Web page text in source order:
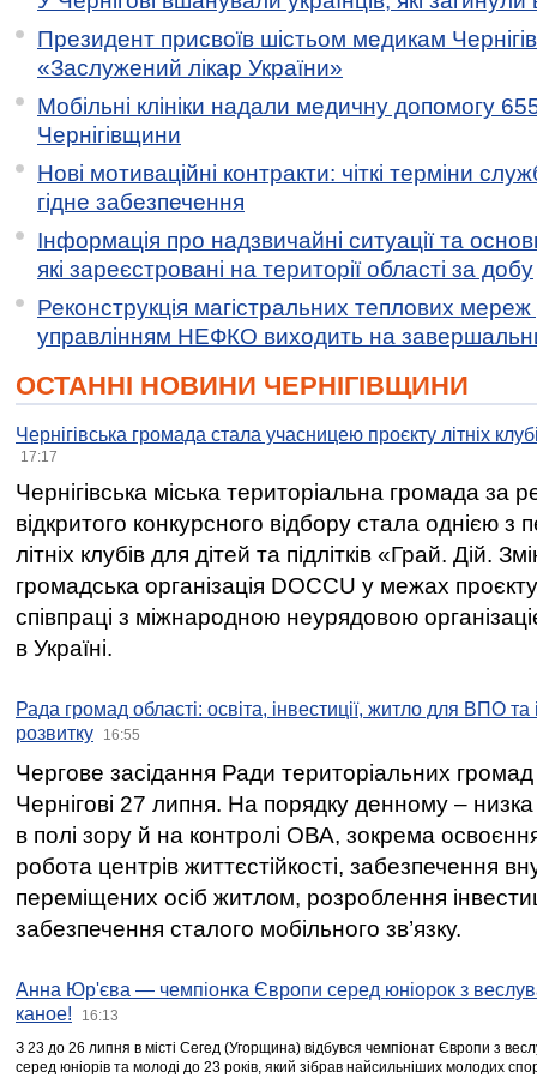
Президент присвоїв шістьом медикам
«Заслужений лікар України»
Мобільні клініки надали медичну допомогу
Чернігівщини
Нові мотиваційні контракти: чіткі терміни
гідне забезпечення
Інформація про надзвичайні ситуації та
які зареєстровані на території області за добу
Реконструкція магістральних теплових мереж
управлінням НЕФКО виходить на
ОСТАННІ НОВИНИ ЧЕРНІГІВЩИНИ
Чернігівська громада стала учасницею проєкту літніх
17:17
Чернігівська міська територіальна громада за
відкритого конкурсного відбору стала однією
літніх клубів для дітей та підлітків «Грай. Дій.
громадська організація DOCCU у межах
співпраці з міжнародною неурядовою
в Україні.
Рада громад області: освіта, інвестиції, житло для ВПО
розвитку
16:55
Чергове засідання Ради територіальних громад
Чернігові 27 липня. На порядку денному –
в полі зору й на контролі ОВА, зокрема освоєння
робота центрів життєстійкості, забезпечення
переміщених осіб житлом, розроблення
забезпечення сталого мобільного зв’язку.
Анна Юр'єва — чемпіонка Європи серед юніорок з
каное!
16:13
З 23 до 26 липня в місті Сегед (Угорщина) відбувся чемпіонат Європи з
серед юніорів та молоді до 23 років, який зібрав найсильніших молодих